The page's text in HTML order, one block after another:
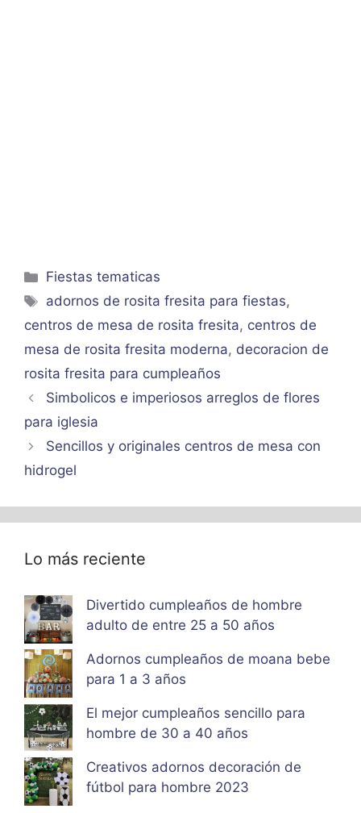
Categorías
Fiestas tematicas
Etiquetas
adornos de rosita fresita para fiestas,
centros de mesa de rosita fresita, centros de
mesa de rosita fresita moderna, decoracion de
rosita fresita para cumpleaños
Simbolicos e imperiosos arreglos de flores
para iglesia
Sencillos y originales centros de mesa con
hidrogel
Lo más reciente
Divertido cumpleaños de hombre
adulto de entre 25 a 50 años
Adornos cumpleaños de moana bebe
para 1 a 3 años
El mejor cumpleaños sencillo para
hombre de 30 a 40 años
Creativos adornos decoración de
fútbol para hombre 2023